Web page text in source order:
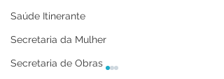
Saúde Itinerante
Secretaria da Mulher
Secretaria de Obras